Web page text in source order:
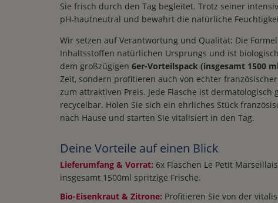
Sie frisch durch den Tag begleitet. Trotz seiner
pH-hautneutral und bewahrt die natürliche
Wir setzen auf Verantwortung und Qualität: Die
Inhaltsstoffen natürlichen Ursprungs und ist
dem großzügigen 6er-Vorteilspack (insgesamt 1500
Zeit, sondern profitieren auch von echter
zum attraktiven Preis. Jede Flasche ist dermatologisch
recycelbar. Holen Sie sich ein ehrliches Stück
nach Hause und starten Sie vitalisiert in den Tag.
Deine Vorteile auf einen Blick
Lieferumfang & Vorrat: 6x Flaschen Le Petit
insgesamt 1500ml spritzige Frische.
Bio-Eisenkraut & Zitrone: Profitieren Sie von der